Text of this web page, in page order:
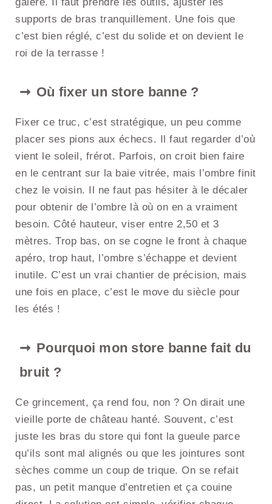
galère. Il faut prendre les outils, ajuster les
supports de bras tranquillement. Une fois que
c’est bien réglé, c’est du solide et on devient le
roi de la terrasse !
Où fixer un store banne ?
Fixer ce truc, c’est stratégique, un peu comme
placer ses pions aux échecs. Il faut regarder d’où
vient le soleil, frérot. Parfois, on croit bien faire
en le centrant sur la baie vitrée, mais l’ombre finit
chez le voisin. Il ne faut pas hésiter à le décaler
pour obtenir de l’ombre là où on en a vraiment
besoin. Côté hauteur, viser entre 2,50 et 3
mètres. Trop bas, on se cogne le front à chaque
apéro, trop haut, l’ombre s’échappe et devient
inutile. C’est un vrai chantier de précision, mais
une fois en place, c’est le move du siècle pour
les étés !
Pourquoi mon store banne fait du
bruit ?
Ce grincement, ça rend fou, non ? On dirait une
vieille porte de château hanté. Souvent, c’est
juste les bras du store qui font la gueule parce
qu’ils sont mal alignés ou que les jointures sont
sèches comme un coup de trique. On se refait
pas, un petit manque d’entretien et ça couine